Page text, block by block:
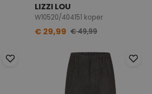
LIZZI LOU
W10520/404151 koper
€ 29,99 € 49,99